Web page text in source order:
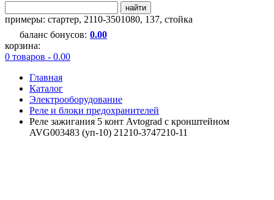
найти
примеры: стартер, 2110-3501080, 137, стойка
баланс бонусов: 0.00
корзина:
0 товаров - 0.00
Главная
Каталог
Электрооборудование
Реле и блоки предохранителей
Реле зажигания 5 конт Avtograd с кронштейном
AVG003483 (уп-10) 21210-3747210-11